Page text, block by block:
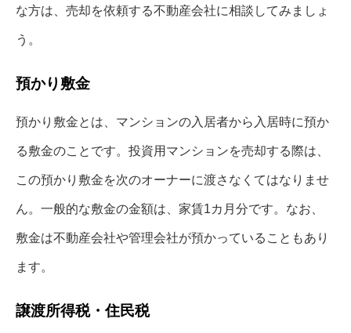
な方は、売却を依頼する不動産会社に相談してみましょ
う。
預かり敷金
預かり敷金とは、マンションの入居者から入居時に預か
る敷金のことです。投資用マンションを売却する際は、
この預かり敷金を次のオーナーに渡さなくてはなりませ
ん。一般的な敷金の金額は、家賃1カ月分です。なお、
敷金は不動産会社や管理会社が預かっていることもあり
ます。
譲渡所得税・住民税